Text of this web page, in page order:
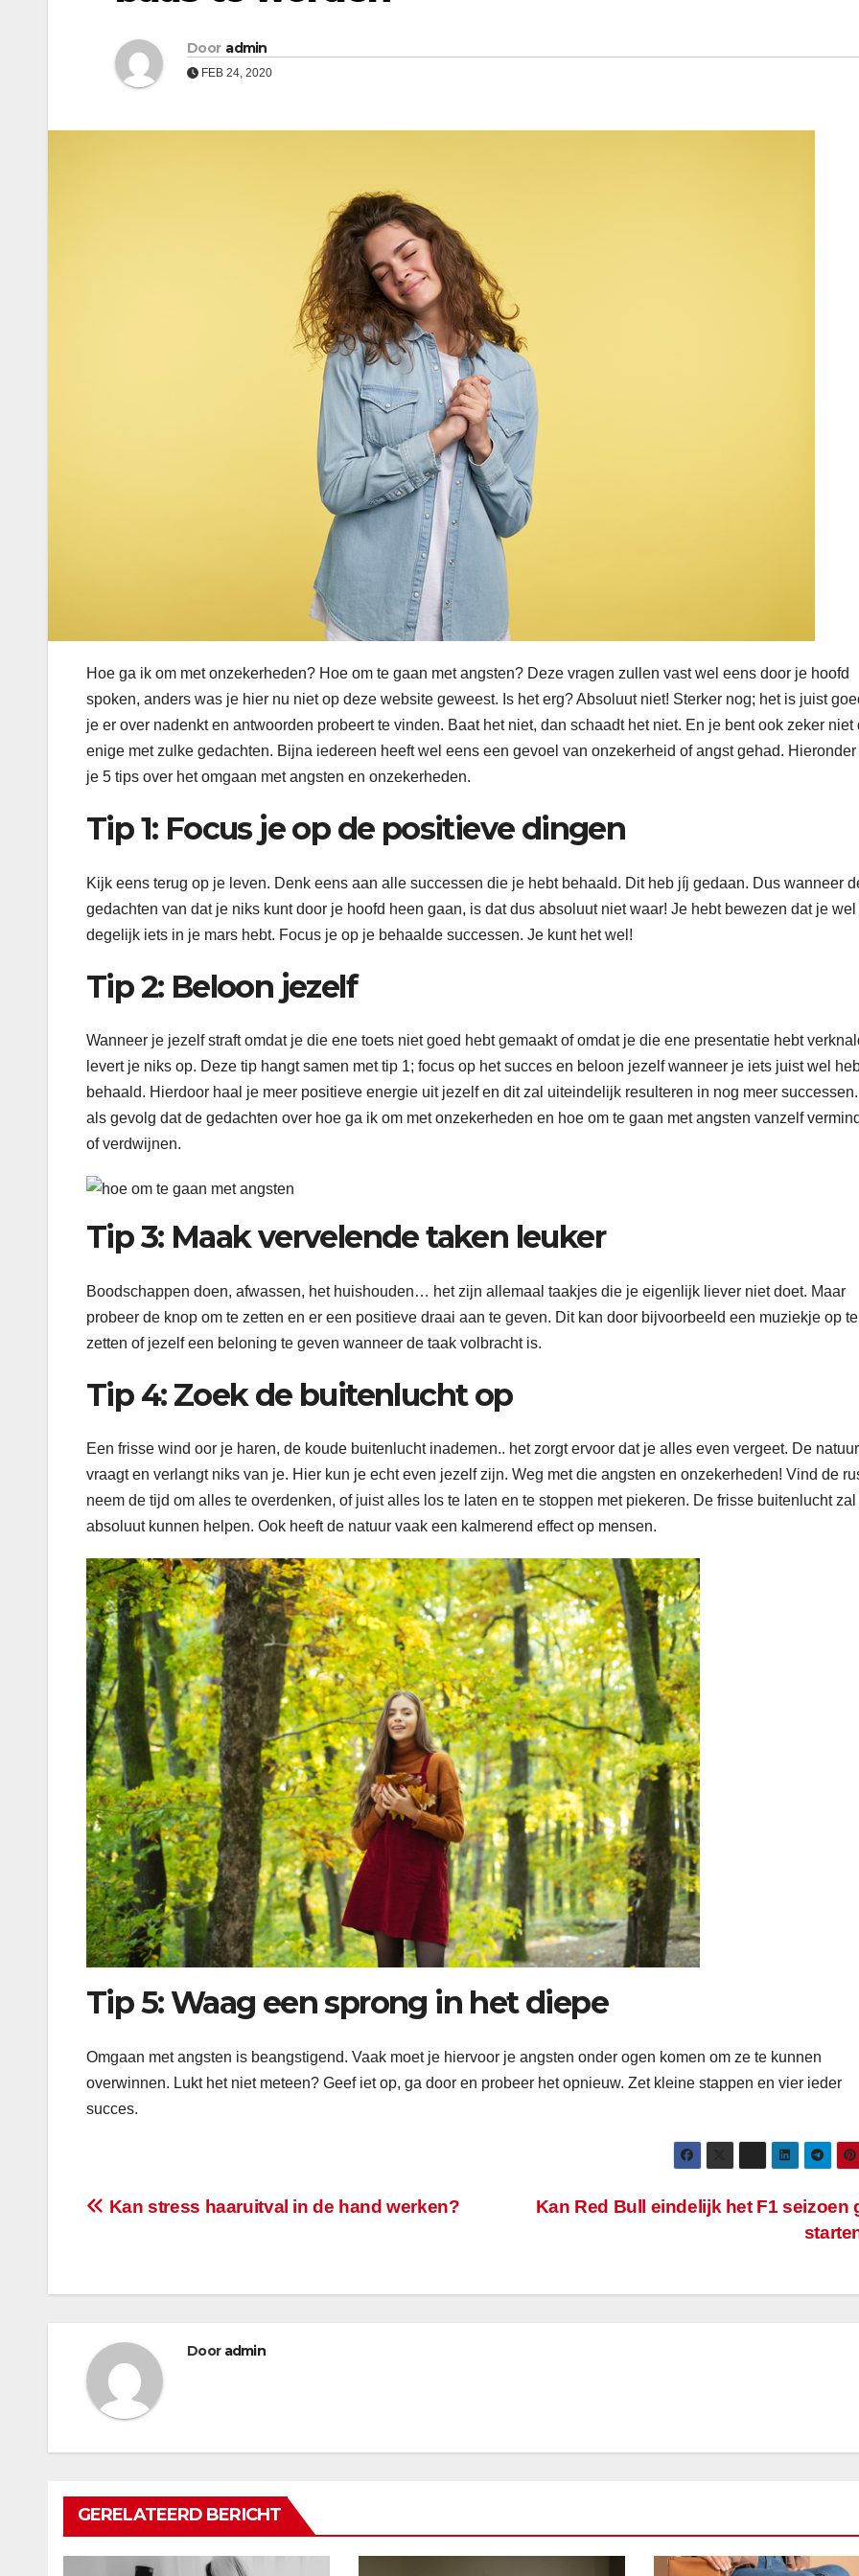
Door admin
FEB 24, 2020
Hoe ga ik om met onzekerheden? Hoe om te gaan met angsten? Deze vragen zullen vast wel eens door je hoofd
spoken, anders was je hier nu niet op deze website geweest. Is het erg? Absoluut niet! Sterker nog; het is juist
je er over nadenkt en antwoorden probeert te vinden. Baat het niet, dan schaadt het niet. En je bent ook zeker niet
enige met zulke gedachten. Bijna iedereen heeft wel eens een gevoel van onzekerheid of angst gehad. Hieronder
je 5 tips over het omgaan met angsten en onzekerheden.
Tip 1: Focus je op de positieve dingen
Kijk eens terug op je leven. Denk eens aan alle successen die je hebt behaald. Dit heb jíj gedaan. Dus wanneer
gedachten van dat je niks kunt door je hoofd heen gaan, is dat dus absoluut niet waar! Je hebt bewezen dat je wel
degelijk iets in je mars hebt. Focus je op je behaalde successen. Je kunt het wel!
Tip 2: Beloon jezelf
Wanneer je jezelf straft omdat je die ene toets niet goed hebt gemaakt of omdat je die ene presentatie hebt
levert je niks op. Deze tip hangt samen met tip 1; focus op het succes en beloon jezelf wanneer je iets juist wel
behaald. Hierdoor haal je meer positieve energie uit jezelf en dit zal uiteindelijk resulteren in nog meer
als gevolg dat de gedachten over hoe ga ik om met onzekerheden en hoe om te gaan met angsten vanzelf
of verdwijnen.
Tip 3: Maak vervelende taken leuker
Boodschappen doen, afwassen, het huishouden… het zijn allemaal taakjes die je eigenlijk liever niet doet. Maar
probeer de knop om te zetten en er een positieve draai aan te geven. Dit kan door bijvoorbeeld een muziekje op te
zetten of jezelf een beloning te geven wanneer de taak volbracht is.
Tip 4: Zoek de buitenlucht op
Een frisse wind oor je haren, de koude buitenlucht inademen.. het zorgt ervoor dat je alles even vergeet. De natuur
vraagt en verlangt niks van je. Hier kun je echt even jezelf zijn. Weg met die angsten en onzekerheden! Vind de
neem de tijd om alles te overdenken, of juist alles los te laten en te stoppen met piekeren. De frisse buitenlucht
absoluut kunnen helpen. Ook heeft de natuur vaak een kalmerend effect op mensen.
Tip 5: Waag een sprong in het diepe
Omgaan met angsten is beangstigend. Vaak moet je hiervoor je angsten onder ogen komen om ze te kunnen
overwinnen. Lukt het niet meteen? Geef iet op, ga door en probeer het opnieuw. Zet kleine stappen en vier ieder
succes.
Bericht
Kan Red Bull eindelijk het F1 seizoen
Kan stress haaruitval in de hand werken?
Door admin
GERELATEERD BERICHT